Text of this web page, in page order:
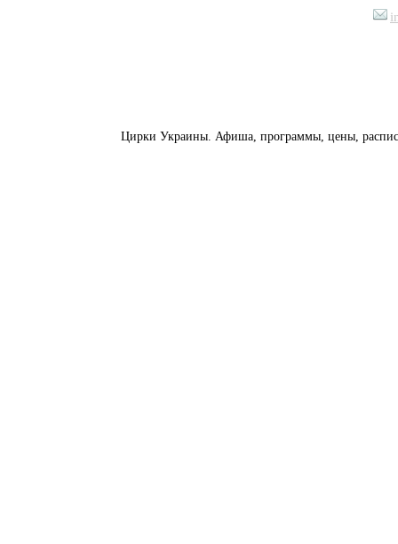
Цирки Украины. Афиша, программы, цены,